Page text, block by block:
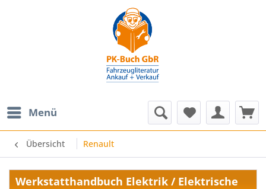
Menü
Übersicht Renault
Werkstatthandbuch Elektrik / Elektrische